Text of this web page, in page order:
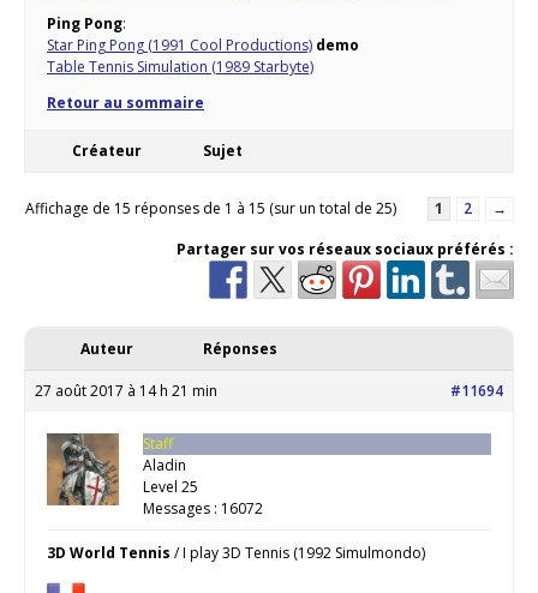
Ping Pong:
Star Ping Pong (1991 Cool Productions) demo
Table Tennis Simulation (1989 Starbyte)
Retour au sommaire
Créateur Sujet
Affichage de 15 réponses de 1 à 15 (sur un total de 25) 1 2
→
Partager sur vos réseaux sociaux préférés :
Auteur Réponses
27 août 2017 à 14 h 21 min #11694
Staff
Aladin
Level 25
Messages : 16072
3D World Tennis / I play 3D Tennis (1992 Simulmondo)